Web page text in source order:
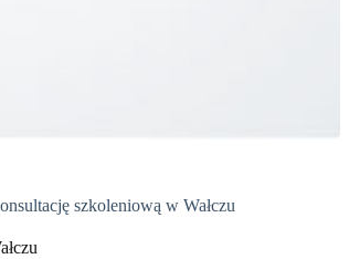
szkoleniową w Wałczu